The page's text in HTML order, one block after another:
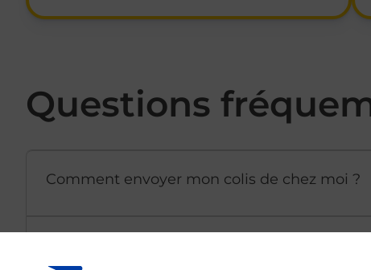
Questions
Comment envoyer mon colis de chez moi ?